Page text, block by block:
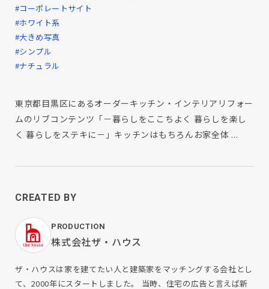
#コーポレートサイト
#ホワイト系
#大きめ写真
#シンプル
#ナチュラル
東京都目黒区にあるオーダーキッチン・インテリアリフォー
ムのリブコンテンツ「－暮らしをここちよく 暮らしを楽し
く 暮らしをステキに－」キッチンはもちろんお家全体 ...
CREATED BY
PRODUCTION
株式会社ザ・ハウス
ザ・ハウスは家を建てたい人と建築家をマッチングする会社とし
て、2000年にスタートしました。 当時、住宅の広告と言えば新